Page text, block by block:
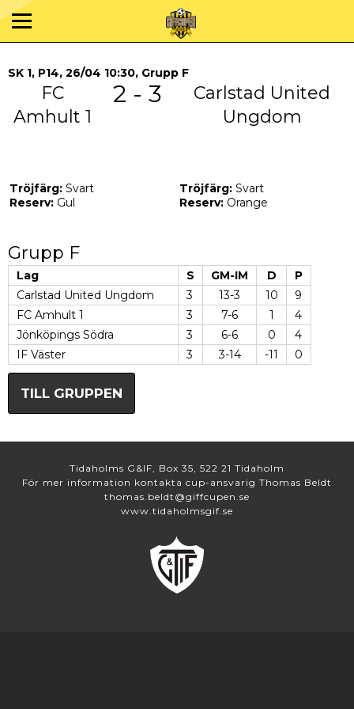
SK 1, P14, 26/04 10:30, Grupp F
FC
Amhult 1
2 - 3
Carlstad United
Ungdom
Tröjfärg: Svart
Reserv: Gul
Tröjfärg: Svart
Reserv: Orange
Grupp F
Lag S GM-IM D
P
Carlstad United Ungdom
3 13-3 10
9
FC Amhult 1
3 7-6 1
4
Jönköpings Södra
3 6-6 0
4
IF Väster
3 3-14 -11 0
TILL GRUPPEN
Tidaholms G&IF, Box 35, 522 21 Tidaholm
För mer information kontakta cup-ansvarig Thomas Beldt
thomas.beldt@giffcupen.se
www.tidaholmsgif.se